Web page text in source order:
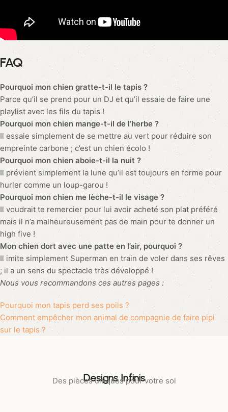
FAQ
Pourquoi mon chien gratte-t-il le tapis ?
Parce qu’il se prend pour un DJ et qu’il essaie de faire une
playlist avec les fils du tapis !
Pourquoi mon chien mange-t-il de l’herbe ?
Il essaie simplement de se mettre au vert pour réduire son
empreinte carbone ; c’est un chien écolo !
Pourquoi mon chien aboie-t-il la nuit ?
Il prévient simplement la lune qu’il est toujours en forme pour
hurler comme un loup-garou !
Pourquoi mon chien me lèche-t-il le visage ?
Il voudrait te remercier pour lui avoir acheté son plat préféré
mais il n’a malheureusement pas de main pour te donner un
high five !
Mon chien dort avec une patte en l’air, pourquoi ?
Il imite simplement Superman en train de voler dans ses rêves
; il a un sens du spectacle très développé !
Nous vous recommandons ces autres pages :
Pourquoi mon tapis perd ses poils ?
Comment empêcher mon animal de compagnie de faire pipi
sur le tapis ?
Designs Infinis
Des pièces uniques pour votre sol